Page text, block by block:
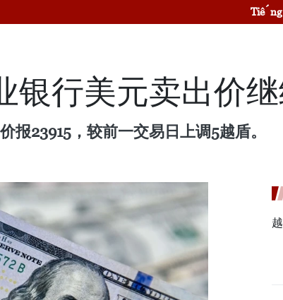
Tiếng
银行美元卖出价
报23915，较前一交易日上调5越盾。